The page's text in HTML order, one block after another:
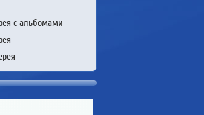
с альбомами